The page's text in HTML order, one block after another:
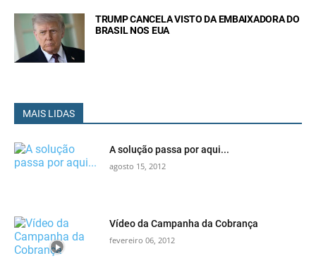
TRUMP CANCELA VISTO DA EMBAIXADORA DO
BRASIL NOS EUA
MAIS LIDAS
A solução passa por aqui...
agosto 15, 2012
Vídeo da Campanha da Cobrança
fevereiro 06, 2012